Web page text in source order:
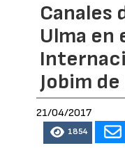
Canales
Ulma en
Jobim
21/04/2017
1854